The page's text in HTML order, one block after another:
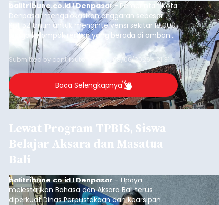
balitribune.co.id I Denpasar - Pemerintah Kota
Denpasar mengalokasikan anggaran sebesar
Rp1,152 triliun untuk mengintervensi sekitar 18.000
warga kelompok rentan yang berada di ambang
garis kemiskinan. Langkah strategis ini diambil
guna menjaga masyarakat yang berada pada
kelompok desil 5 dan 6 tersebut agar tidak
merosot ke kategori miskin.
Submitted by contributor Thu, 08/06/2026 - 21:31
Baca Selengkapnya
Lewat Program TPBIS, Siswa
Belajar Aksara dan Masatua
Bali
balitribune.co.id I Denpasar – Upaya
melestarikan Bahasa dan Aksara Bali terus
diperkuat Dinas Perpustakaan dan Kearsipan